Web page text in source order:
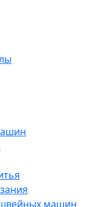
машин